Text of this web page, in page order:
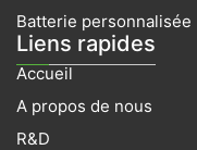
Batterie personnalisée
Liens rapides
Accueil
A propos de nous
R&D